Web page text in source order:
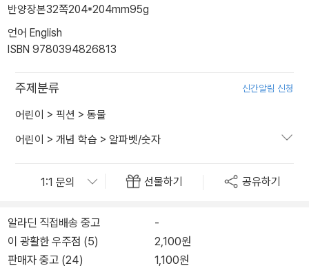
반양장본32쪽204*204mm95g
언어 English
ISBN 9780394826813
주제분류 신간알림 신청
어린이 > 픽션 > 동물
어린이 > 개념 학습 > 알파벳/숫자
선물하기 공유하기
알라딘 직접배송 중고
-
이 광활한 우주점 (5)
2,100원
판매자 중고 (24)
1,100원